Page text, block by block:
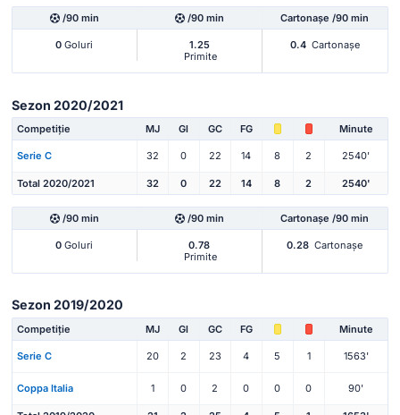
/90 min /90 min Cartonașe /90 min
0 Goluri
1.25
Primite
0.4 Cartonașe
Sezon 2020/2021
Competiție MJ Gl GC FG Minute
Serie C 32 0 22 14 8 2 2540'
Total 2020/2021 32 0 22 14 8 2 2540'
/90 min /90 min Cartonașe /90 min
0 Goluri
0.78
Primite
0.28 Cartonașe
Sezon 2019/2020
Competiție MJ Gl GC FG Minute
Serie C 20 2 23 4 5 1 1563'
Coppa Italia 1 0 2 0 0 0 90'